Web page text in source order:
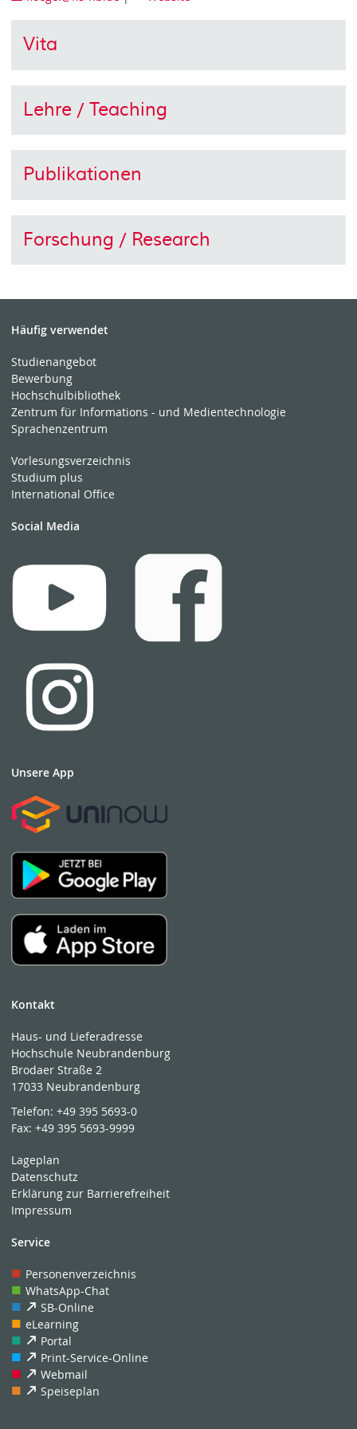
Vita
Lehre / Teaching
Publikationen
Forschung / Research
Häufig verwendet
Studienangebot
Bewerbung
Hochschulbibliothek
Zentrum für Informations - und Medientechnologie
Sprachenzentrum
Vorlesungsverzeichnis
Studium plus
International Office
Social Media
Unsere App
Kontakt
Haus- und Lieferadresse
Hochschule Neubrandenburg
Brodaer Straße 2
17033 Neubrandenburg
Telefon:+49 395 5693-0
Fax:+49 395 5693-9999
Lageplan
Datenschutz
Erklärung zur Barrierefreiheit
Impressum
Service
Personenverzeichnis
WhatsApp-Chat
SB-Online
eLearning
Portal
Print-Service-Online
Webmail
Speiseplan